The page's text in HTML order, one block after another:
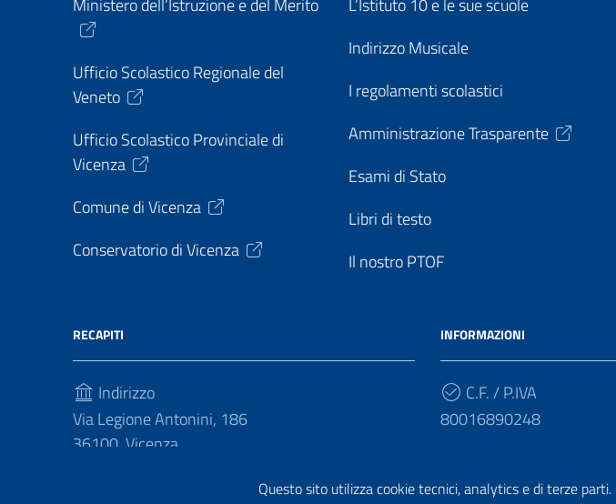
Questo sito utilizza cookie tecnici, analytics e di terze
Ministero dell’Istruzione e del Merito
Ufficio Scolastico Regionale del
Veneto
Ufficio Scolastico Provinciale di
Vicenza
Comune di Vicenza
Conservatorio di Vicenza
L’Istituto 10 e le sue scuole
Indirizzo Musicale
I regolamenti scolastici
Amministrazione Trasparente
Esami di Stato
Libri di testo
Il nostro PTOF
RECAPITI
Indirizzo
Via Legione Antonini, 186
36100, Vicenza
INFORMAZIONI
C.F. / P.IVA
80016890248
UF7PF7